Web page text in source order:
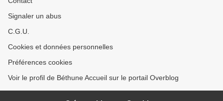
Signaler un abus
C.G.U.
Cookies et données personnelles
Préférences cookies
Voir le profil de Béthune Accueil sur le portail Overblog